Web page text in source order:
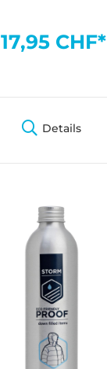
17,95 CHF*
Details